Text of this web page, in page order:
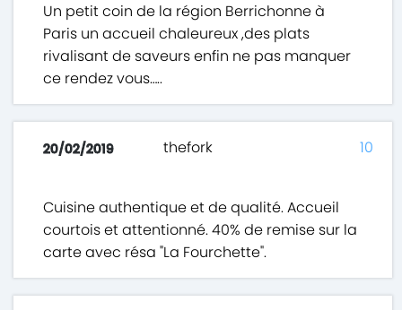
Un petit coin de la région Berrichonne à
Paris un accueil chaleureux ,des plats
rivalisant de saveurs enfin ne pas manquer
ce rendez vous…..
20/02/2019 thefork
Cuisine authentique et de qualité. Accueil
courtois et attentionné. 40% de remise sur la
carte avec résa "La Fourchette".
10